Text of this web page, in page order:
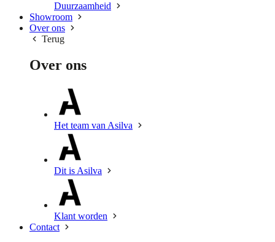
Duurzaamheid
Showroom
Over ons
Terug
Over ons
Het team van Asilva
Dit is Asilva
Klant worden
Contact